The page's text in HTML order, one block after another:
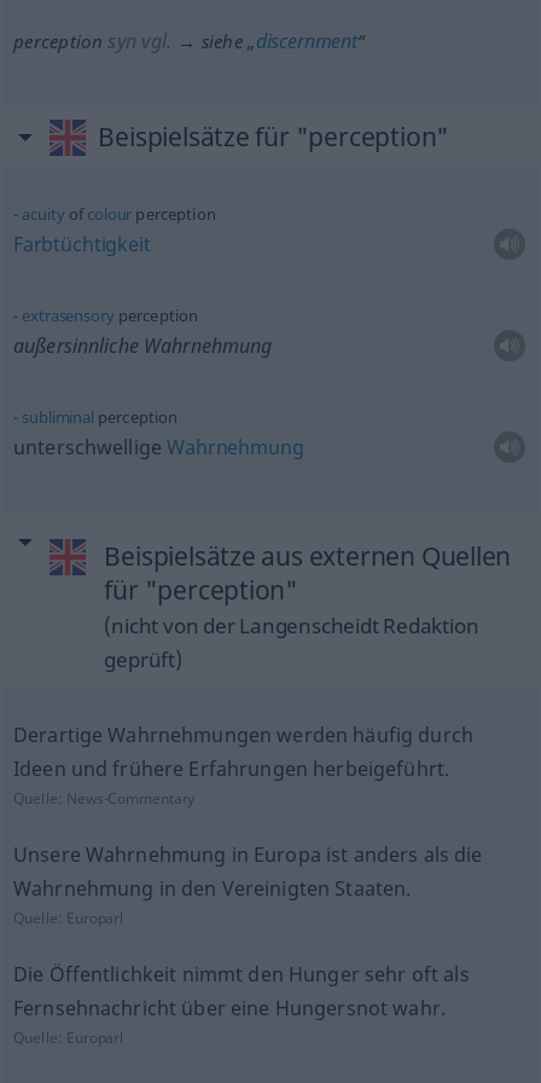
perception syn vgl. → siehe „discernment“
Beispielsätze für "perception"
acuityofcolour perception
Farbtüchtigkeit
extrasensoryperception
außersinnliche Wahrnehmung
subliminal perception
unterschwelligeWahrnehmung
Beispielsätze aus externen Quellen
für "perception"
(nicht von der Langenscheidt Redaktion
geprüft)
Derartige Wahrnehmungen werden häufig durch
Ideen und frühere Erfahrungen herbeigeführt.
Quelle: News-Commentary
Unsere Wahrnehmung in Europa ist anders als die
Wahrnehmung in den Vereinigten Staaten.
Quelle: Europarl
Die Öffentlichkeit nimmt den Hunger sehr oft als
Fernsehnachricht über eine Hungersnot wahr.
Quelle: Europarl